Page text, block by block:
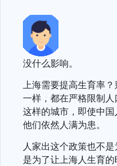
没什么影响。
上海需要提高生育率
一样，都在严格限制
这样的城市，即使中国
他们依然人满为患。
人家出这个政策也不
是为了让上海人生育